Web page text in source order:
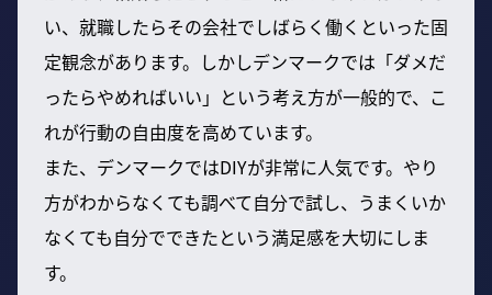
い、就職したらその会社でしばらく働くといった固
定観念があります。しかしデンマークでは「ダメだ
ったらやめればいい」という考え方が一般的で、こ
れが行動の自由度を高めています。
また、デンマークではDIYが非常に人気です。やり
方がわからなくても調べて自分で試し、うまくいか
なくても自分でできたという満足感を大切にしま
す。